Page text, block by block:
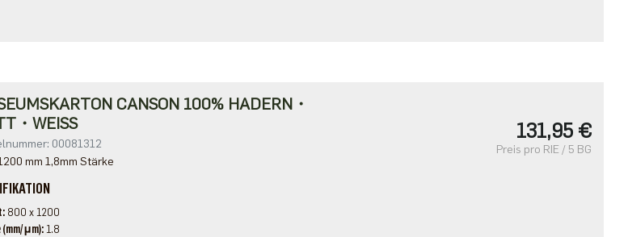
CANSON 100% HADERN・
・WEISS
00081312
mm 1,8mm Stärke
800 x 1200
(mm/μm) 1.8
131,95 €
Preis pro RIE / 5 BG